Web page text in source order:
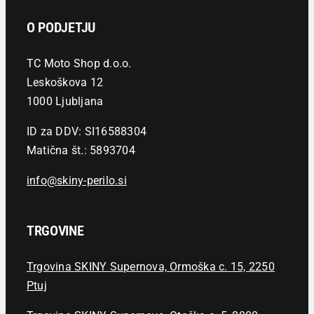
O PODJETJU
TC Moto Shop d.o.o.
Leskoškova 12
1000 Ljubljana
ID za DDV: SI16588304
Matična št.: 5893704
info@skiny-perilo.si
TRGOVINE
Trgovina SKINY Supernova, Ormoška c. 15, 2250
Ptuj